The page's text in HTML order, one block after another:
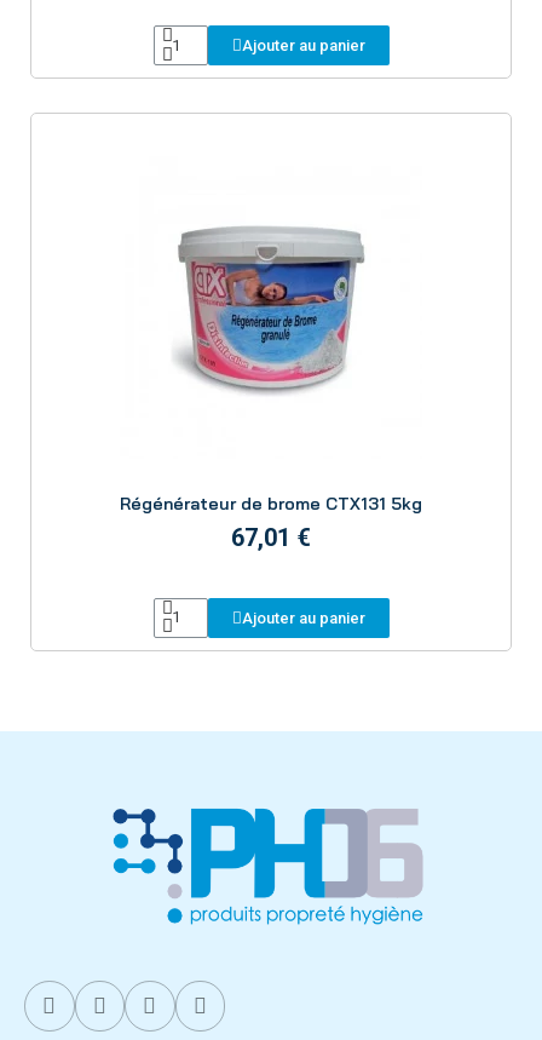
Ajouter au panier
Régénérateur de brome CTX131 5kg
67,01 €
Ajouter au panier